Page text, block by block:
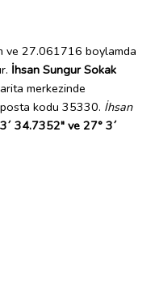
27.061716 boylamda
İhsan Sungur Sokak
merkezinde
kodu 35330. İhsan
34.7352" ve 27° 3´